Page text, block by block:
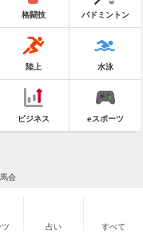
格闘技 バドミントン
陸上 水泳
ビジネス eスポーツ
会
ツ 占い すべて